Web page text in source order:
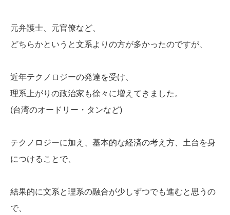
元弁護士、元官僚など、
どちらかというと文系よりの方が多かったのですが、
近年テクノロジーの発達を受け、
理系上がりの政治家も徐々に増えてきました。
(台湾のオードリー・タンなど)
テクノロジーに加え、基本的な経済の考え方、土台を身
につけることで、
結果的に文系と理系の融合が少しずつでも進むと思うの
で、